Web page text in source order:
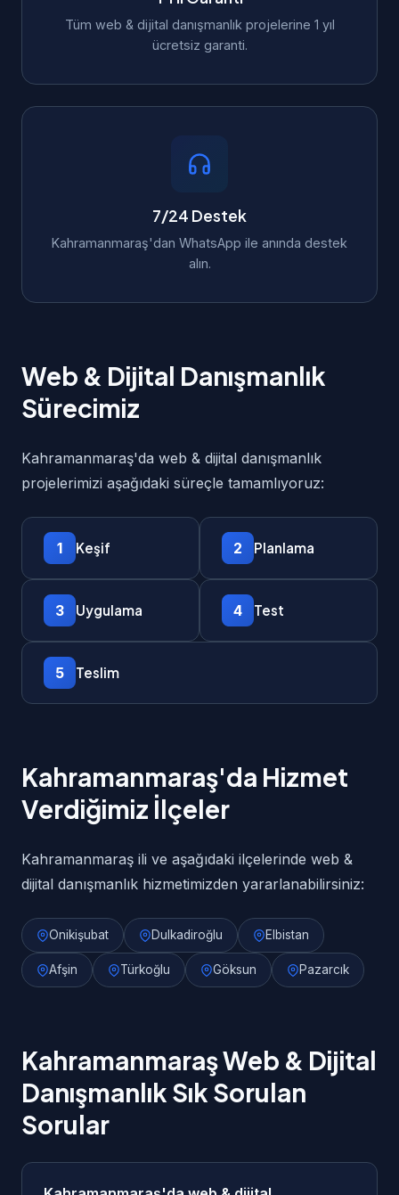
Tüm web & dijital danışmanlık projelerine 1 yıl
ücretsiz garanti.
7/24 Destek
Kahramanmaraş'dan WhatsApp ile anında destek
alın.
Web & Dijital Danışmanlık
Sürecimiz
Kahramanmaraş'da web & dijital danışmanlık
projelerimizi aşağıdaki süreçle tamamlıyoruz:
1 Keşif 2 Planlama
3 Uygulama 4 Test
5 Teslim
Kahramanmaraş'da Hizmet
Verdiğimiz İlçeler
Kahramanmaraş ili ve aşağıdaki ilçelerinde web &
dijital danışmanlık hizmetimizden yararlanabilirsiniz:
Onikişubat Dulkadiroğlu Elbistan
Afşin Türkoğlu Göksun Pazarcık
Kahramanmaraş Web & Dijital
Danışmanlık Sık Sorulan
Sorular